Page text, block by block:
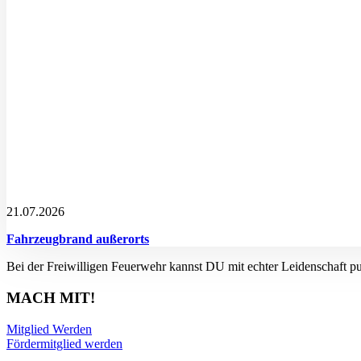
21.07.2026
Fahrzeugbrand außerorts
Bei der Freiwilligen Feuerwehr kannst DU mit echter Leidenschaft
MACH MIT!
Mitglied Werden
Fördermitglied werden